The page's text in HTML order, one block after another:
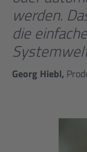
werden.
die
Georg Hiebl,